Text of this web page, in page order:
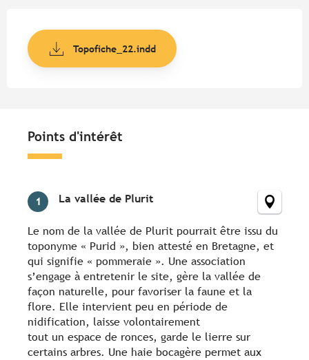
Topofiche_22.indd
Points d'intérêt
1 La vallée de Plurit
Le nom de la vallée de Plurit pourrait être issu du
toponyme « Purid », bien attesté en Bretagne, et
qui signifie « pommeraie ». Une association
s’engage à entretenir le site, gère la vallée de
façon naturelle, pour favoriser la faune et la
flore. Elle intervient peu en période de
nidification, laisse volontairement
tout un espace de ronces, garde le lierre sur
certains arbres. Une haie bocagère permet aux